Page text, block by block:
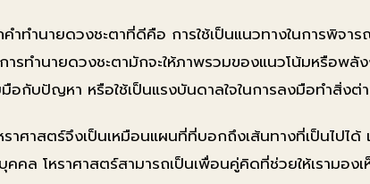
ทำนายดวงชะตาที่ดีคือ การใช้เป็นแนวทางในการพิจา
ทำนายดวงชะตามักจะให้ภาพรวมของแนวโน้มหรือพลัง
อกับปัญหา หรือใช้เป็นแรงบันดาลใจในการลงมือทำสิ่งต่
าศาสตร์จึงเป็นเหมือนแผนที่ที่บอกถึงเส้นทางที่เป็นไปได้
คล โหราศาสตร์สามารถเป็นเพื่อนคู่คิดที่ช่วยให้เรามอง